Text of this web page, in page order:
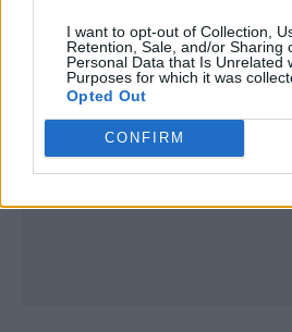
I want to opt-out of Collection,
Retention, Sale, and/or Sharing
Personal Data that Is Unrelated
Purposes for which it was
Opted Out
CONFIRM